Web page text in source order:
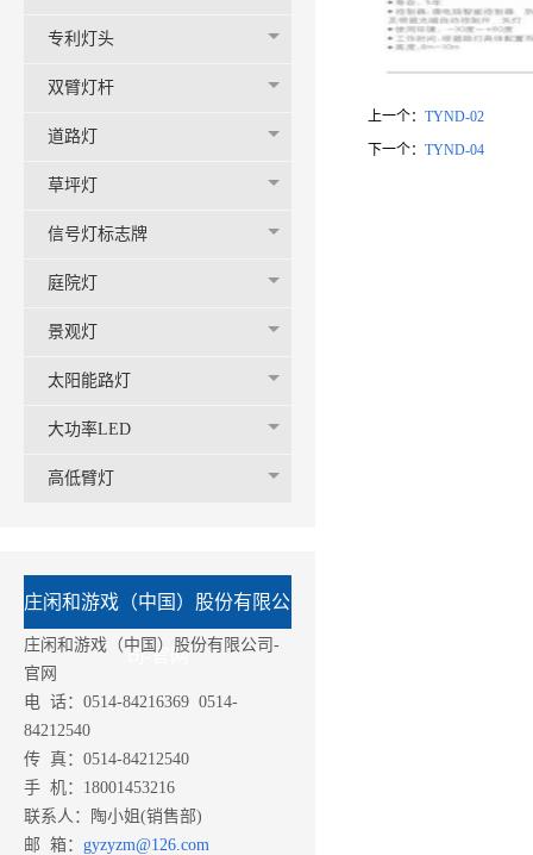
专利灯头
双臂灯杆
道路灯
草坪灯
信号灯标志牌
庭院灯
景观灯
太阳能路灯
大功率LED
高低臂灯
庄闲和游戏（中国）股份有限公
司-官网
庄闲和游戏（中国）股份有限公司-
官网
电 话：0514-84216369 0514-
84212540
传 真：0514-84212540
手 机：18001453216
联系人：陶小姐(销售部)
邮 箱： gyzyzm@126.com
上一个： TYND-02
下一个： TYND-04